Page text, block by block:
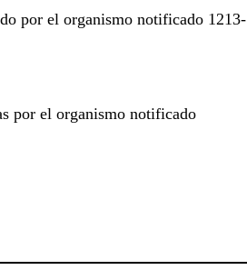
por el organismo notificado 1213-
por el organismo notificado